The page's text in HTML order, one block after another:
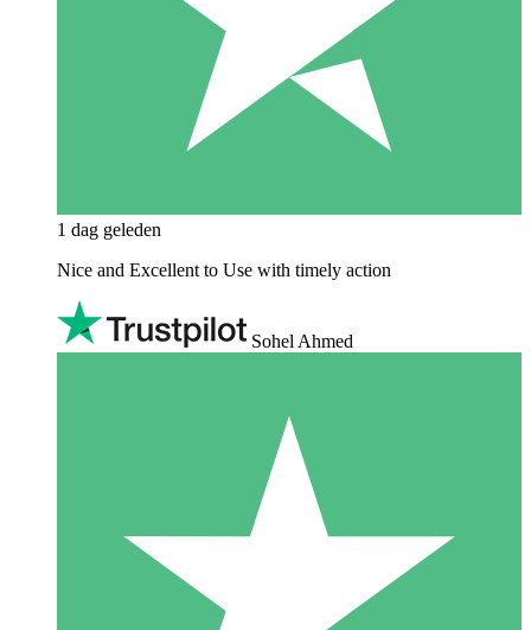
1 dag geleden
Nice and Excellent to Use with timely action
Sohel Ahmed